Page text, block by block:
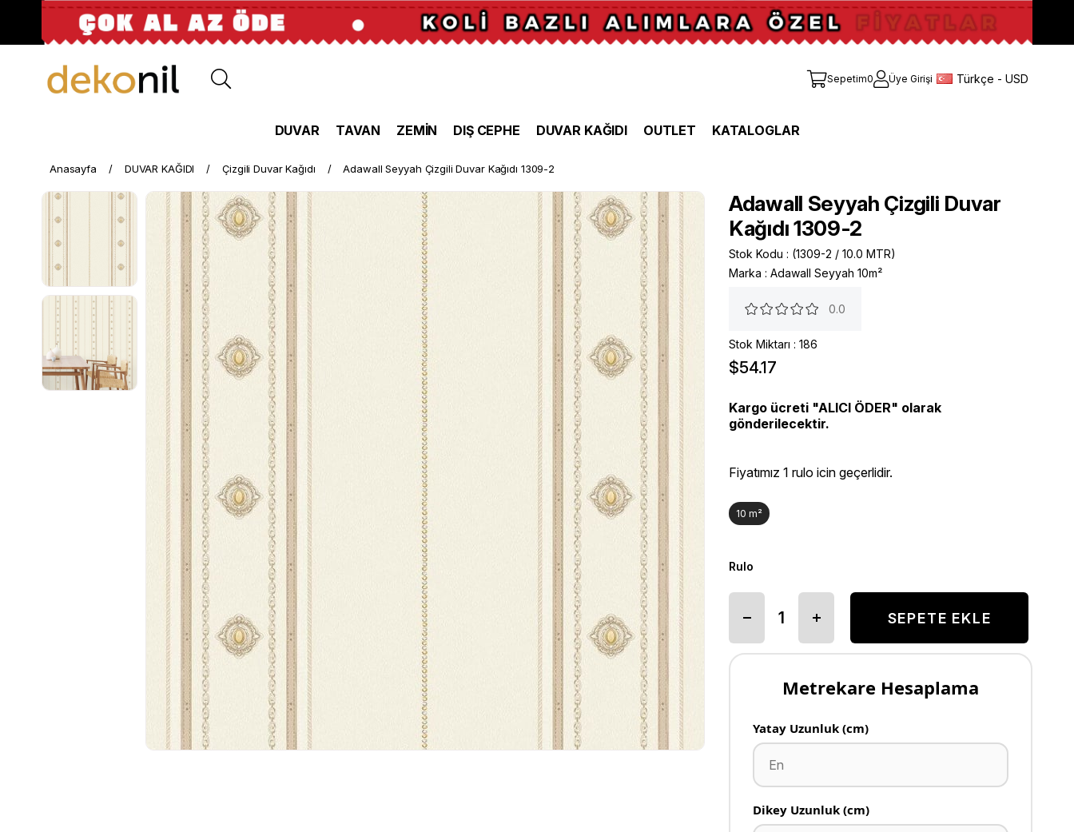
Sepetim0 Üye Girişi Türkçe - USD
DUVAR TAVAN ZEMİN DIŞ CEPHE DUVAR KAĞIDI OUTLET KATALOGLAR
Anasayfa DUVAR KAĞIDI Çizgili Duvar Kağıdı Adawall Seyyah Çizgili Duvar Kağıdı 1309-2
Adawall Seyyah Çizgili Duvar
Kağıdı 1309-2
Stok Kodu
(1309-2 / 10.0 MTR)
Marka : Adawall Seyyah 10m²
0.0
Stok Miktarı : 186
$54.17
Kargo ücreti "ALICI ÖDER" olarak
gönderilecektir.
Fiyatımız 1 rulo icin geçerlidir.
10 m²
Rulo
Metrekare Hesaplama
Yatay Uzunluk (cm)
Dikey Uzunluk (cm)